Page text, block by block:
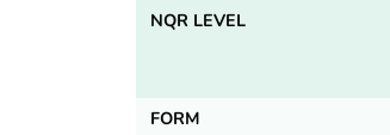
NQR LEVEL
FORM